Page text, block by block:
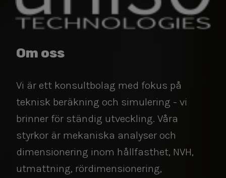
Om oss
Vi är ett konsultbolag med fokus på
teknisk beräkning och simulering - vi
brinner för ständig utveckling. Våra
styrkor är mekaniska analyser och
dimensionering inom hållfasthet, NVH,
utmattning, rördimensionering,